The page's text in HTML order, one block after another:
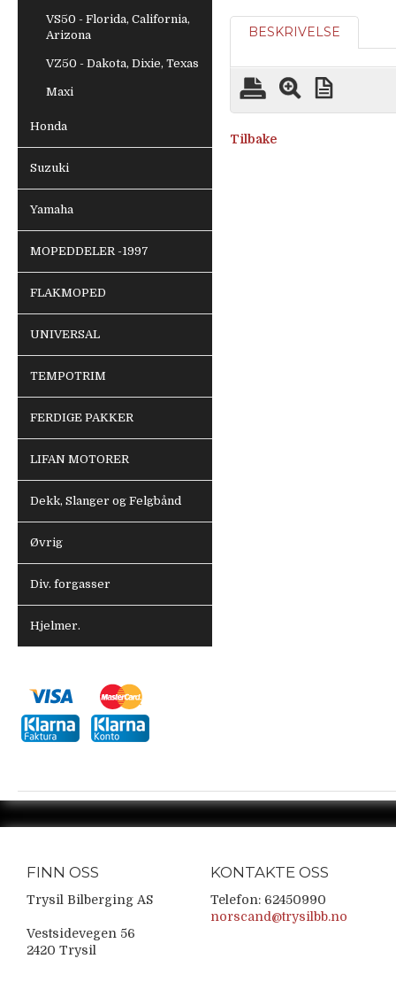
VS50 - Florida, California,
Arizona
VZ50 - Dakota, Dixie, Texas
Maxi
Honda
Suzuki
Yamaha
MOPEDDELER -1997
FLAKMOPED
UNIVERSAL
TEMPOTRIM
FERDIGE PAKKER
LIFAN MOTORER
Dekk, Slanger og Felgbånd
Øvrig
Div. forgasser
Hjelmer.
BESKRIVELSE
Tilbake
FINN OSS
Trysil Bilberging AS
Vestsidevegen 56
2420 Trysil
KONTAKTE OSS
Telefon: 62450990
norscand@trysilbb.no